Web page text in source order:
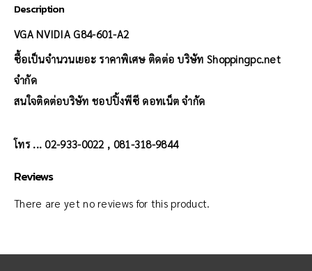
Description
VGA NVIDIA G84-601-A2
ซื้อเป็นจำนวนเยอะ ราคาพิเศษ ติดต่อ บริษัท Shoppingpc.net
จำกัด
สนใจติดต่อบริษัท ชอปปิ้งพีซี ดอทเน็ต จำกัด
โทร ... 02-933-0022 , 081-318-9844
Reviews
There are yet no reviews for this product.